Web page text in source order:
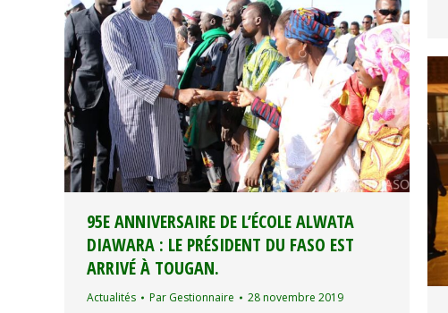
95E ANNIVERSAIRE DE L’ÉCOLE ALWATA
DIAWARA : LE PRÉSIDENT DU FASO EST
ARRIVÉ À TOUGAN.
Actualités Par Gestionnaire 28 novembre 2019